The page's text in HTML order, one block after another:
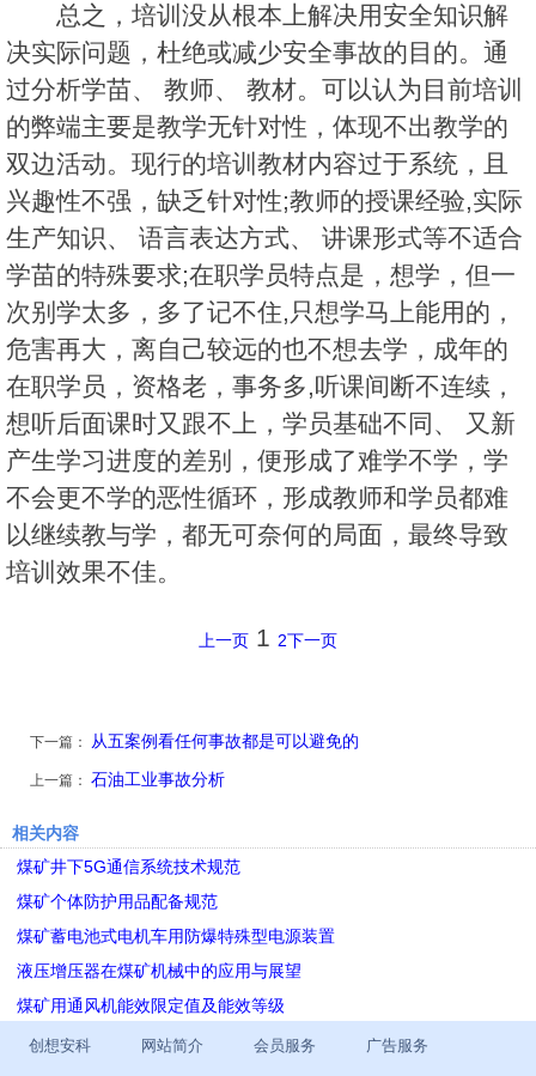
总之，培训没从根本上解决用安全知识解
决实际问题，杜绝或减少安全事故的目的。通
过分析学苗、 教师、 教材。可以认为目前培训
的弊端主要是教学无针对性，体现不出教学的
双边活动。现行的培训教材内容过于系统，且
兴趣性不强，缺乏针对性;教师的授课经验,实际
生产知识、 语言表达方式、 讲课形式等不适合
学苗的特殊要求;在职学员特点是，想学，但一
次别学太多，多了记不住,只想学马上能用的，
危害再大，离自己较远的也不想去学，成年的
在职学员，资格老，事务多,听课间断不连续，
想听后面课时又跟不上，学员基础不同、 又新
产生学习进度的差别，便形成了难学不学，学
不会更不学的恶性循环，形成教师和学员都难
以继续教与学，都无可奈何的局面，最终导致
培训效果不佳。
上一页 1 2下一页
下一篇： 从五案例看任何事故都是可以避免的
上一篇： 石油工业事故分析
相关内容
煤矿井下5G通信系统技术规范
煤矿个体防护用品配备规范
煤矿蓄电池式电机车用防爆特殊型电源装置
液压增压器在煤矿机械中的应用与展望
煤矿用通风机能效限定值及能效等级
创想安科 网站简介 会员服务 广告服务